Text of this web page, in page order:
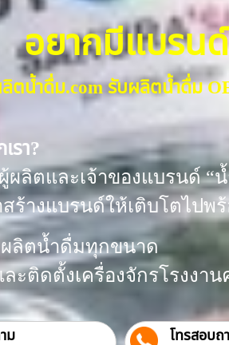
อยากมีแบรน
ลิตน้ำดื่ม.com รับผลิตน้ำดื่ม
รา?
ผู้ผลิตและเจ้าของแบรนด์
ร้างแบรนด์ให้เติบโตไปพ
ผลิตน้ำดื่มทุกขนาด
ะติดตั้งเครื่องจักรโรงงาน
ม โทรสอบถ